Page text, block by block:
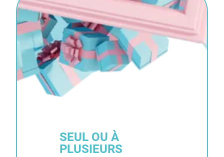
SEUL OU À
PLUSIEURS